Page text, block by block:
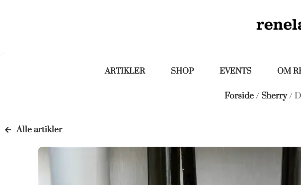
ARTIKLER SHOP EVENTS OM
Forside/ Sherry/
Alle artikler